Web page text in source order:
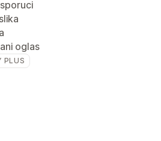
oglas
PLUS